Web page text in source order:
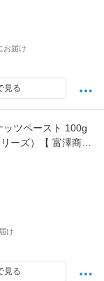
お届け
見る
ツペースト 100g
ーズ）【 富澤商店
け
見る